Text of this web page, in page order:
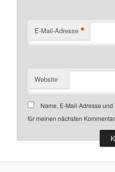
E-Mail-Adresse *
Website
Name, E-Mail-Adresse
für meinen nächsten